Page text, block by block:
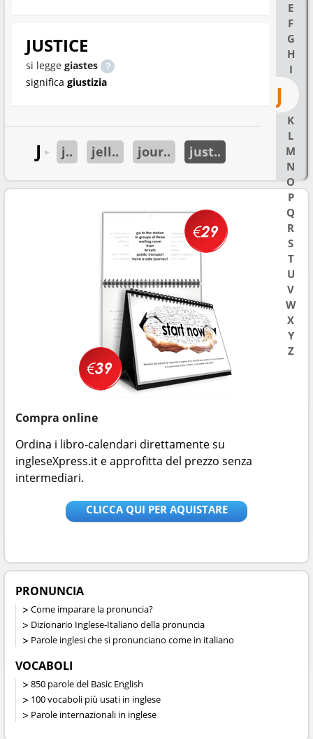
E
F
G
H
I
J
K
L
M
N
O
P
Q
R
S
T
U
V
W
X
Y
Z
JUSTICE
si legge giastes
significa giustizia
J ► j.. jell.. jour.. just..
Compra online
Ordina i libro-calendari direttamente su
ingleseXpress.it e approfitta del prezzo senza
intermediari.
CLICCA QUI PER AQUISTARE
PRONUNCIA
Come imparare la pronuncia?
Dizionario Inglese-Italiano della pronuncia
Parole inglesi che si pronunciano come in italiano
VOCABOLI
850 parole del Basic English
100 vocaboli più usati in inglese
Parole internazionali in inglese